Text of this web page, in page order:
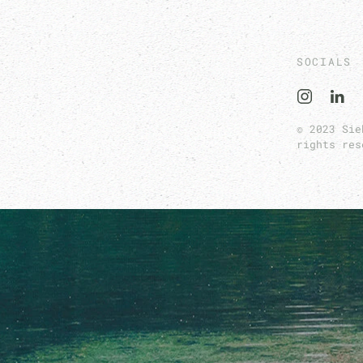
SOCIALS
© 2023
rights